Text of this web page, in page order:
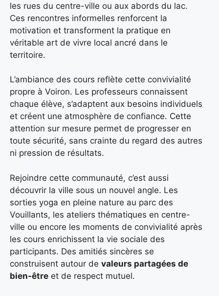
les rues du centre-ville ou aux abords du lac.
Ces rencontres informelles renforcent la
motivation et transforment la pratique en
véritable art de vivre local ancré dans le
territoire.
L’ambiance des cours reflète cette convivialité
propre à Voiron. Les professeurs connaissent
chaque élève, s’adaptent aux besoins individuels
et créent une atmosphère de confiance. Cette
attention sur mesure permet de progresser en
toute sécurité, sans crainte du regard des autres
ni pression de résultats.
Rejoindre cette communauté, c’est aussi
découvrir la ville sous un nouvel angle. Les
sorties yoga en pleine nature au parc des
Vouillants, les ateliers thématiques en centre-
ville ou encore les moments de convivialité après
les cours enrichissent la vie sociale des
participants. Des amitiés sincères se
construisent autour de valeurs partagées de
bien-être et de respect mutuel.